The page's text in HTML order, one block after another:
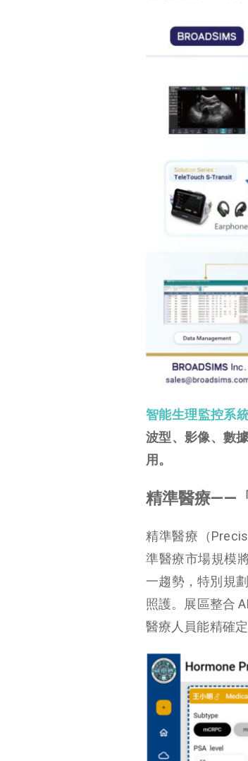
智能生理監控系
波型、影像、數
用。
精準醫療——
精準醫療（
準醫療市場規模
一趨勢，特別規
照護。展區整合
醫療人員能精確